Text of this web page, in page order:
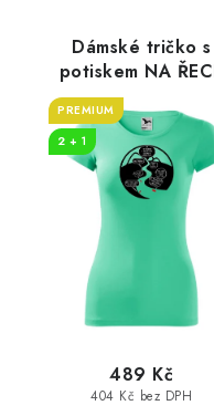
Dámské tričko s
potiskem NA
PREMIUM
2 + 1
404 Kč bez DPH
489 Kč